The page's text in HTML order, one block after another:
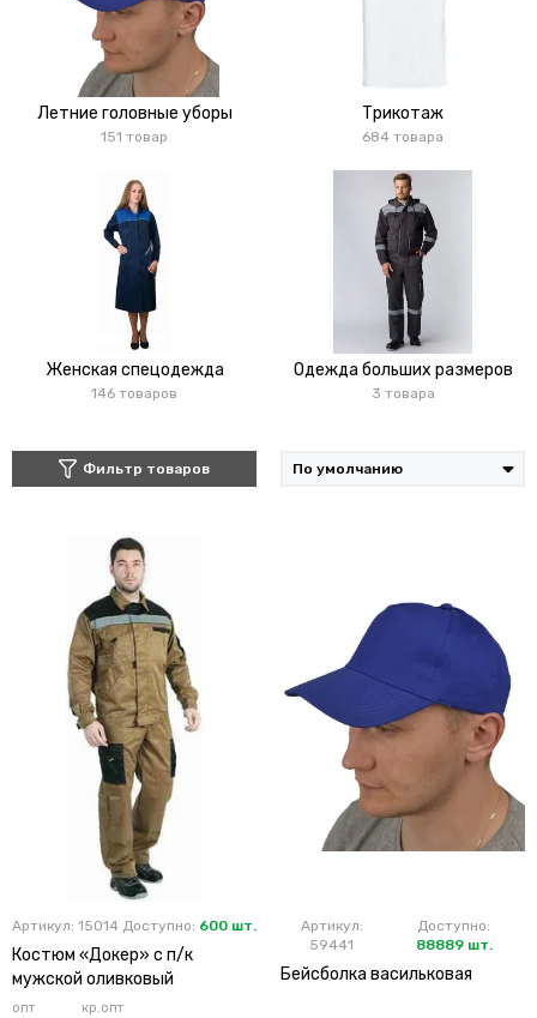
Летние головные уборы
151 товар
Трикотаж
684 товара
Женская спецодежда
146 товаров
Одежда больших размеров
3 товара
Фильтр товаров
Артикул: 15014 Доступно: 600 шт.
Костюм «Докер» с п/к
мужской оливковый
опт кр.опт
Артикул:
59441
Доступно:
88889 шт.
Бейсболка васильковая